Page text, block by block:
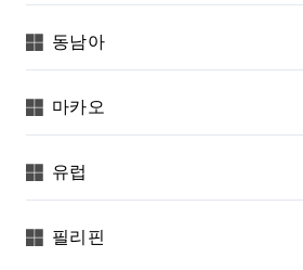
동남아
마카오
유럽
필리핀